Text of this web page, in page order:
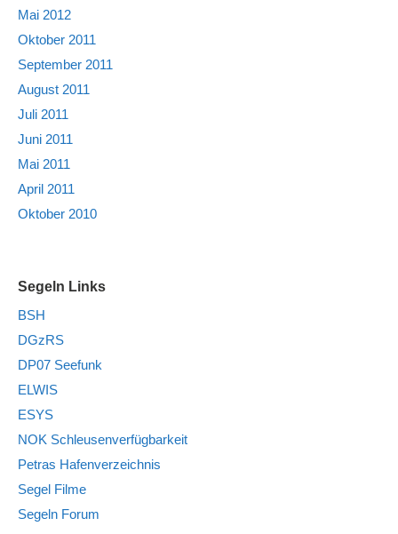
Mai 2012
Oktober 2011
September 2011
August 2011
Juli 2011
Juni 2011
Mai 2011
April 2011
Oktober 2010
Segeln Links
BSH
DGzRS
DP07 Seefunk
ELWIS
ESYS
NOK Schleusenverfügbarkeit
Petras Hafenverzeichnis
Segel Filme
Segeln Forum